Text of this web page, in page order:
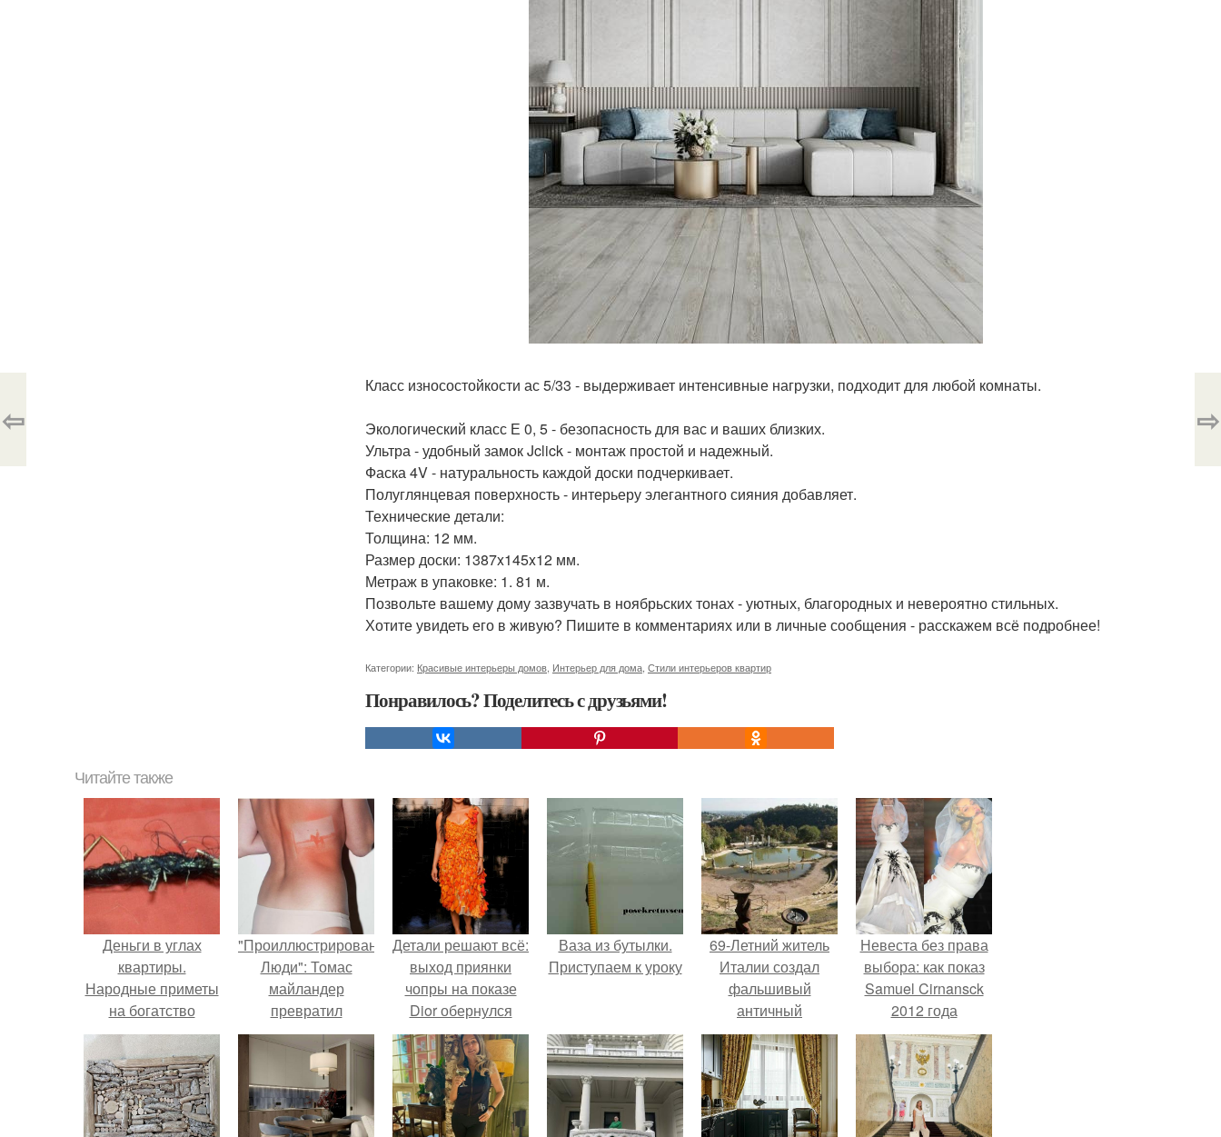
Класс износостойкости ас 5/33 - выдерживает интенсивные нагрузки, подходит для любой комнаты.
Экологический класс Е 0, 5 - безопасность для вас и ваших близких.
Ультра - удобный замок Jclick - монтаж простой и надежный.
Фаска 4V - натуральность каждой доски подчеркивает.
Полуглянцевая поверхность - интерьеру элегантного сияния добавляет.
Технические детали:
Толщина: 12 мм.
Размер доски: 1387x145x12 мм.
Метраж в упаковке: 1. 81 м.
Позвольте вашему дому зазвучать в ноябрьских тонах - уютных, благородных и невероятно стильных.
Хотите увидеть его в живую? Пишите в комментариях или в личные сообщения - расскажем всё подробнее!
Категории: Красивые интерьеры домов Интерьер для дома Стили интерьеров квартир
Понравилось? Поделитесь с друзьями!
⇦ ⇨
Читайте также
Деньги в углах
квартиры.
Народные приметы
на богатство
"Проиллюстрированные
Люди": Томас
майландер
превратил
солнечные ожоги в
арт - объект.
Детали решают всё:
выход приянки
чопры на показе
Dior обернулся
шквалом критики
из-за небрежного
пошива.
Ваза из бутылки.
Приступаем к уроку
69-Летний житель
Италии создал
фальшивый
античный
амфитеатр и
долгое время
успешно выдавал
его за настоящее
историческое
Невеста без права
выбора: как показ
Samuel Cirnansck
2012 года
превратил подиум
в манифест против
принуждения.